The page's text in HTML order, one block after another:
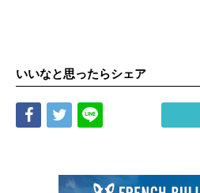
いいなと思ったらシェア
Share Tweet